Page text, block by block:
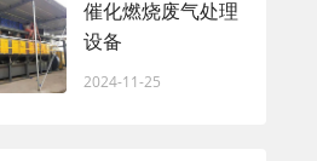
催化燃烧废气处理
设备
2024-11-25